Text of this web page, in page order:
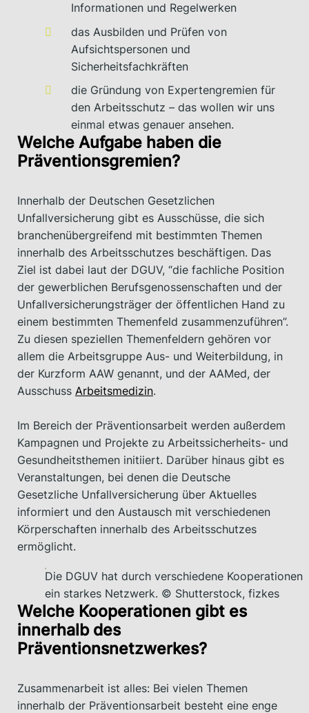
Informationen und Regelwerken
das Ausbilden und Prüfen von
Aufsichtspersonen und
Sicherheitsfachkräften
die Gründung von Expertengremien für
den Arbeitsschutz – das wollen wir uns
einmal etwas genauer ansehen.
Welche Aufgabe haben die
Präventionsgremien?
Innerhalb der Deutschen Gesetzlichen
Unfallversicherung gibt es Ausschüsse, die sich
branchenübergreifend mit bestimmten Themen
innerhalb des Arbeitsschutzes beschäftigen. Das
Ziel ist dabei laut der DGUV, “die fachliche Position
der gewerblichen Berufsgenossenschaften und der
Unfallversicherungsträger der öffentlichen Hand zu
einem bestimmten Themenfeld zusammenzuführen”.
Zu diesen speziellen Themenfeldern gehören vor
allem die Arbeitsgruppe Aus- und Weiterbildung, in
der Kurzform AAW genannt, und der AAMed, der
Ausschuss Arbeitsmedizin.
Im Bereich der Präventionsarbeit werden außerdem
Kampagnen und Projekte zu Arbeitssicherheits- und
Gesundheitsthemen initiiert. Darüber hinaus gibt es
Veranstaltungen, bei denen die Deutsche
Gesetzliche Unfallversicherung über Aktuelles
informiert und den Austausch mit verschiedenen
Körperschaften innerhalb des Arbeitsschutzes
ermöglicht.
Die DGUV hat durch verschiedene Kooperationen
ein starkes Netzwerk. © Shutterstock, fizkes
Welche Kooperationen gibt es
innerhalb des
Präventionsnetzwerkes?
Zusammenarbeit ist alles: Bei vielen Themen
innerhalb der Präventionsarbeit besteht eine enge